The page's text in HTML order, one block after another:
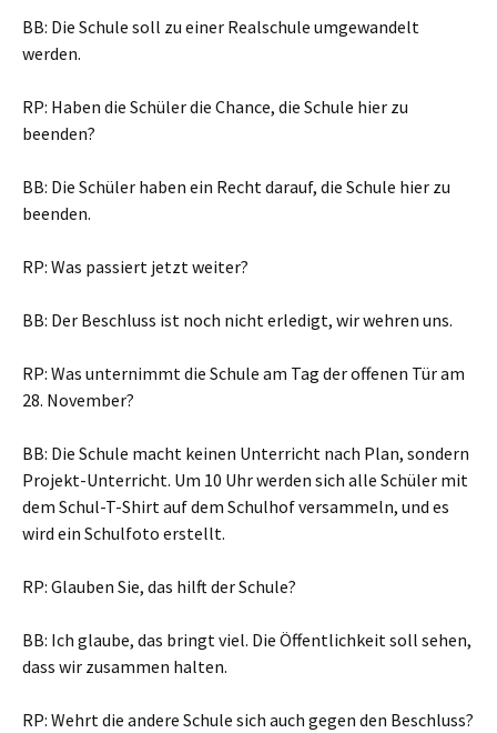
BB: Die Schule soll zu einer Realschule umgewandelt
werden.
RP: Haben die Schüler die Chance, die Schule hier zu
beenden?
BB: Die Schüler haben ein Recht darauf, die Schule hier zu
beenden.
RP: Was passiert jetzt weiter?
BB: Der Beschluss ist noch nicht erledigt, wir wehren uns.
RP: Was unternimmt die Schule am Tag der offenen Tür am
28. November?
BB: Die Schule macht keinen Unterricht nach Plan, sondern
Projekt-Unterricht. Um 10 Uhr werden sich alle Schüler mit
dem Schul-T-Shirt auf dem Schulhof versammeln, und es
wird ein Schulfoto erstellt.
RP: Glauben Sie, das hilft der Schule?
BB: Ich glaube, das bringt viel. Die Öffentlichkeit soll sehen,
dass wir zusammen halten.
RP: Wehrt die andere Schule sich auch gegen den Beschluss?